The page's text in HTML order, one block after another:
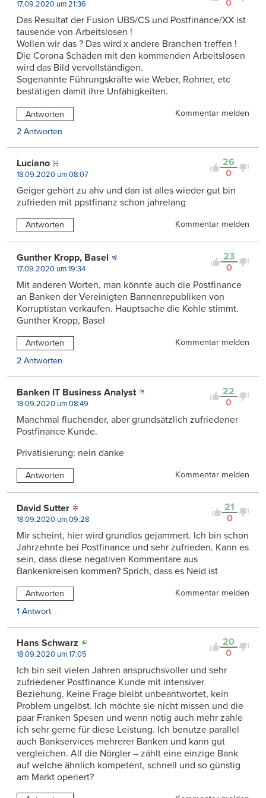
0
17.09.2020 um 21:36
Das Resultat der Fusion UBS/CS und Postfinance/XX ist
tausende von Arbeitslosen !
Wollen wir das ? Das wird x andere Branchen treffen !
Die Corona Schäden mit den kommenden Arbeitslosen
wird das Bild vervollständigen.
Sogenannte Führungskräfte wie Weber, Rohner, etc
bestätigen damit ihre Unfähigkeiten.
Antworten
Kommentar melden
2 Antworten
26
0
Luciano
18.09.2020 um 08:07
Geiger gehört zu ahv und dan ist alles wieder gut bin
zufrieden mit ppstfinanz schon jahrelang
Antworten Kommentar melden
23
0
Gunther Kropp, Basel
17.09.2020 um 19:34
Mit anderen Worten, man könnte auch die Postfinance
an Banken der Vereinigten Bannenrepubliken von
Korruptistan verkaufen. Hauptsache die Kohle stimmt.
Gunther Kropp, Basel
Antworten
Kommentar melden
2 Antworten
22
0
Banken IT Business Analyst
18.09.2020 um 08:49
Manchmal fluchender, aber grundsätzlich zufriedener
Postfinance Kunde.
Privatisierung: nein danke
Antworten Kommentar melden
21
0
David Sutter
18.09.2020 um 09:28
Mir scheint, hier wird grundlos gejammert. Ich bin schon
Jahrzehnte bei Postfinance und sehr zufrieden. Kann es
sein, dass diese negativen Kommentare aus
Bankenkreisen kommen? Sprich, dass es Neid ist
Antworten
Kommentar melden
1 Antwort
20
0
Hans Schwarz
18.09.2020 um 17:05
Ich bin seit vielen Jahren anspruchsvoller und sehr
zufriedener Postfinance Kunde mit intensiver
Beziehung. Keine Frage bleibt unbeantwortet, kein
Problem ungelöst. Ich möchte sie nicht missen und die
paar Franken Spesen und wenn nötig auch mehr zahle
ich sehr gerne für diese Leistung. Ich benutze parallel
auch Bankservices mehrerer Banken und kann gut
vergleichen. All die Nörgler – zählt eine einzige Bank
auf welche ähnlich kompetent, schnell und so günstig
am Markt operiert?